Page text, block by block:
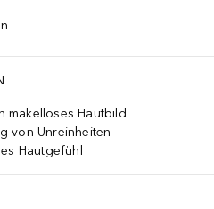
makelloses Hautbild
von Unreinheiten
Hautgefühl